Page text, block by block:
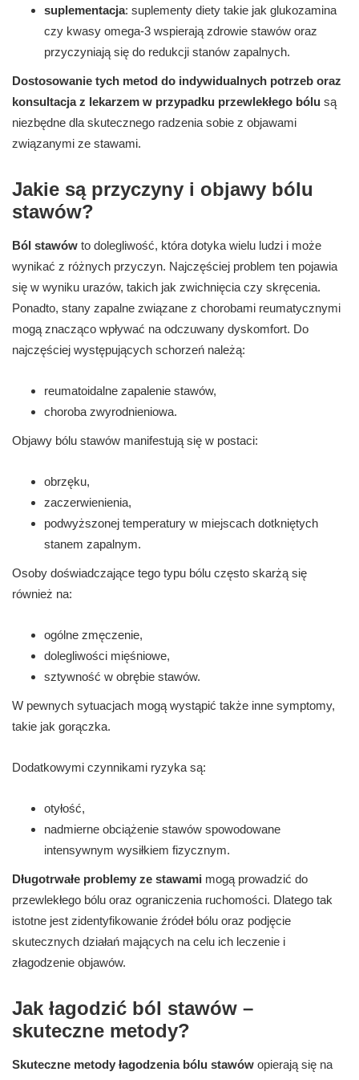
suplementacja: suplementy diety takie jak glukozamina
czy kwasy omega-3 wspierają zdrowie stawów oraz
przyczyniają się do redukcji stanów zapalnych.
Dostosowanie tych metod do indywidualnych potrzeb oraz
konsultacja z lekarzem w przypadku przewlekłego bólu są
niezbędne dla skutecznego radzenia sobie z objawami
związanymi ze stawami.
Jakie są przyczyny i objawy bólu
stawów?
Ból stawów to dolegliwość, która dotyka wielu ludzi i może
wynikać z różnych przyczyn. Najczęściej problem ten pojawia
się w wyniku urazów, takich jak zwichnięcia czy skręcenia.
Ponadto, stany zapalne związane z chorobami reumatycznymi
mogą znacząco wpływać na odczuwany dyskomfort. Do
najczęściej występujących schorzeń należą:
reumatoidalne zapalenie stawów,
choroba zwyrodnieniowa.
Objawy bólu stawów manifestują się w postaci:
obrzęku,
zaczerwienienia,
podwyższonej temperatury w miejscach dotkniętych
stanem zapalnym.
Osoby doświadczające tego typu bólu często skarżą się
również na:
ogólne zmęczenie,
dolegliwości mięśniowe,
sztywność w obrębie stawów.
W pewnych sytuacjach mogą wystąpić także inne symptomy,
takie jak gorączka.
Dodatkowymi czynnikami ryzyka są:
otyłość,
nadmierne obciążenie stawów spowodowane
intensywnym wysiłkiem fizycznym.
Długotrwałe problemy ze stawami mogą prowadzić do
przewlekłego bólu oraz ograniczenia ruchomości. Dlatego tak
istotne jest zidentyfikowanie źródeł bólu oraz podjęcie
skutecznych działań mających na celu ich leczenie i
złagodzenie objawów.
Jak łagodzić ból stawów –
skuteczne metody?
Skuteczne metody łagodzenia bólu stawów opierają się na